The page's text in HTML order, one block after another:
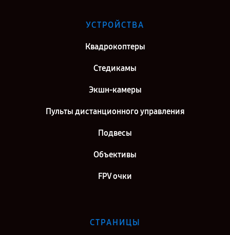
УСТРОЙСТВА
Квадрокоптеры
Стедикамы
Экшн-камеры
Пульты дистанционного управления
Подвесы
Объективы
FPV очки
СТРАНИЦЫ